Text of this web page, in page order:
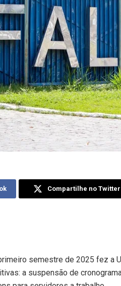
Compartilhe no Twitter
semestre de 2025 fez a
a suspensão de